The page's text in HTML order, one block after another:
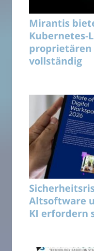
Mirantis
Kubernetes-
proprietären
vollständig
Altsoftware
KI erfordern